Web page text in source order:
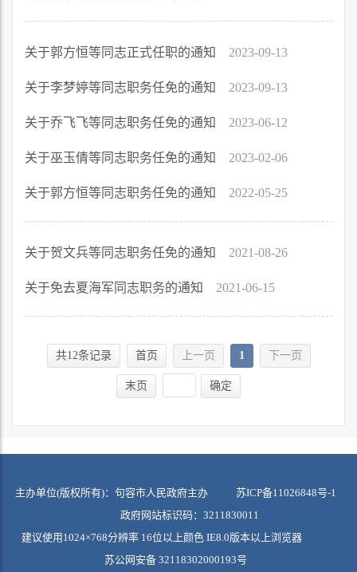
关于郭方恒等同志正式任职的通知 2023-09-13
关于李梦婷等同志职务任免的通知 2023-09-13
关于乔飞飞等同志职务任免的通知 2023-06-12
关于巫玉倩等同志职务任免的通知 2023-02-06
关于郭方恒等同志职务任免的通知 2022-05-25
关于贺文兵等同志职务任免的通知 2021-08-26
关于免去夏海军同志职务的通知 2021-06-15
共12条记录 首页 上一页 1 下一页
末页 确定
主办单位(版权所有)：句容市人民政府主办 苏ICP备11026848号-1
政府网站标识码：3211830011
建议使用1024×768分辨率 16位以上颜色 IE8.0版本以上浏览器
苏公网安备 32118302000193号